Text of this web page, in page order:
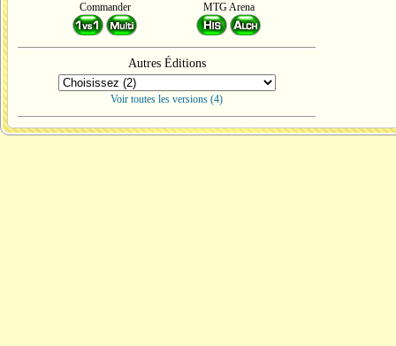
Commander MTG Arena
Autres Éditions
Voir toutes les versions (4)